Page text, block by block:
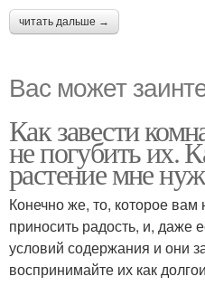
читать дальше →
Вас может
Как завести
не погубить их.
растение мне
Конечно же, то, которое
приносить радость, и, даже
условий содержания и они
воспринимайте их как